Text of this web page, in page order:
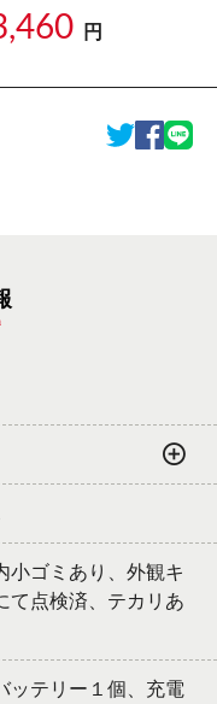
円
小ゴミあり、外観キ
て点検済、テカリあ
ッテリー１個、充電